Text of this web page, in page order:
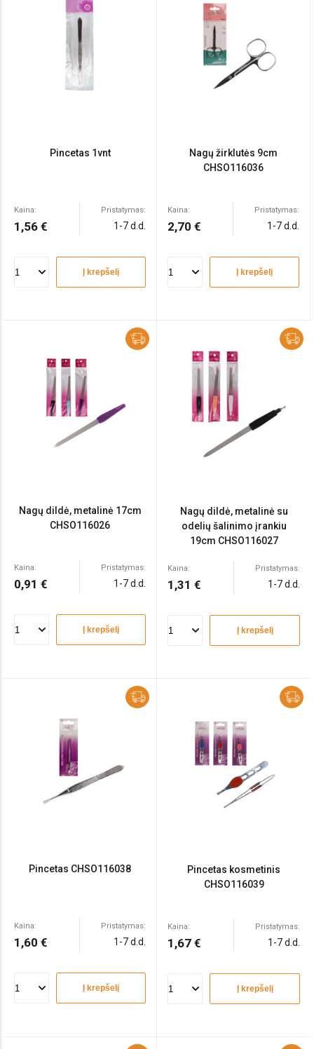
Pincetas 1vnt
Kaina:
1,56 €
Pristatymas:
1-7 d.d.
Į krepšelį
Nagų žirklutės 9cm
CHSO116036
Kaina:
2,70 €
Pristatymas:
1-7 d.d.
Į krepšelį
Nagų dildė, metalinė 17cm
CHSO116026
Kaina:
0,91 €
Pristatymas:
1-7 d.d.
Į krepšelį
Nagų dildė, metalinė su
odelių šalinimo įrankiu
19cm CHSO116027
Kaina:
1,31 €
Pristatymas:
1-7 d.d.
Į krepšelį
Pincetas CHSO116038
Kaina:
1,60 €
Pristatymas:
1-7 d.d.
Į krepšelį
Pincetas kosmetinis
CHSO116039
Kaina:
1,67 €
Pristatymas:
1-7 d.d.
Į krepšelį